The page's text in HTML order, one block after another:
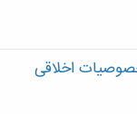
اخلاقی